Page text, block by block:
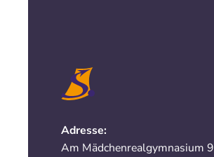
Adresse:
Am Mädchenrealgymnasium 9